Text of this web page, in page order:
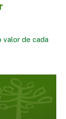
valor de cada